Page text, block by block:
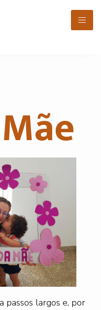
passos largos e, por